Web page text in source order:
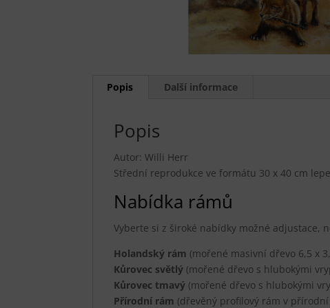
Popis Další informace
Popis
Autor: Willi Herr
Střední reprodukce ve formátu 30 x 40 cm
Nabídka rámů
Vyberte si z široké nabídky možné adjustace,
Holandský rám (mořené masivní dřevo 6,5 x
Kůrovec světlý (mořené dřevo s hlubokými
Kůrovec tmavý (mořené dřevo s hlubokými
Přírodní rám (dřevěný profilový rám v